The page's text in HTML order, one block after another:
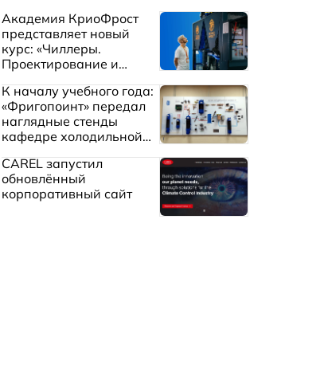
Академия КриоФрост
представляет новый
курс: «Чиллеры.
Проектирование и
охлаждения жидкостей»
К началу учебного года:
«Фригопоинт» передал
наглядные стенды
кафедре холодильной
Баумана
CAREL запустил
обновлённый
корпоративный сайт